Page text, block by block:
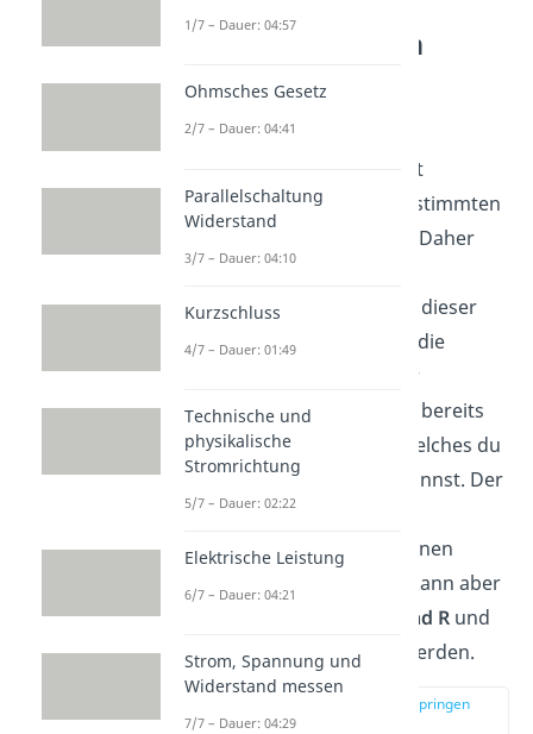
Hochpass einfach
erklärt
Im Allgemeinen lässt ein
Spannungen mit
Frequenzenüber einer bestimmten
passieren. Daher
kommt auch der Name
Hochpassfilter
. Unterhalb dieser
Grenzfrequenzen
werden die
Spannungen blockiert. Zur
Grenzfrequenz
haben wir bereits
ein ausführliches Video, welches du
dir auch gerne ansehen kannst. Der
Filter wird meistens durch
einenWiderstand R
und einen
Kondensator C
realisiert, kann aber
Widerstand Rund
einerSpule Laufgebaut werden.
zur Stelle im Video springen
(00:11)
1/7 – Dauer: 04:57
Ohmsches Gesetz
2/7 – Dauer: 04:41
Parallelschaltung
Widerstand
3/7 – Dauer: 04:10
Kurzschluss
4/7 – Dauer: 01:49
Technische und
physikalische
Stromrichtung
5/7 – Dauer: 02:22
Elektrische Leistung
6/7 – Dauer: 04:21
Strom, Spannung und
Widerstand messen
7/7 – Dauer: 04:29